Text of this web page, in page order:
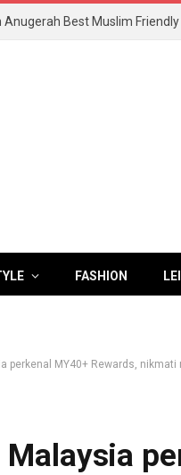
FASHION
perkenal MY40+ Rewards,